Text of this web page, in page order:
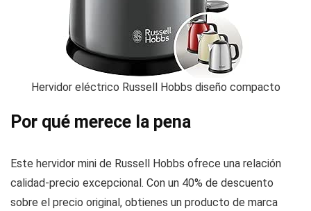
Hervidor eléctrico Russell Hobbs diseño compacto
Por qué merece la pena
Este hervidor mini de Russell Hobbs ofrece una relación
calidad-precio excepcional. Con un 40% de descuento
sobre el precio original, obtienes un producto de marca